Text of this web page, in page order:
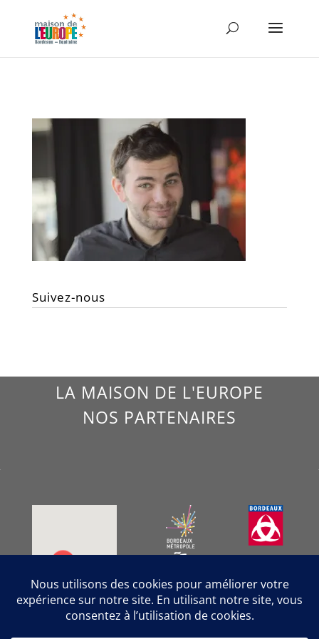
Suivez-nous
LA MAISON DE L'EUROPE
NOS PARTENAIRES